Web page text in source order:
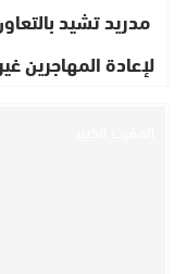
مدريد تشيد
لإعادة المهاجرين